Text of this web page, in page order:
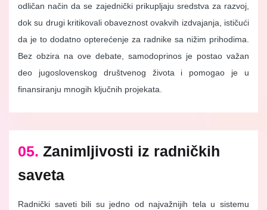
odličan način da se zajednički prikupljaju sredstva za razvoj,
dok su drugi kritikovali obaveznost ovakvih izdvajanja, ističući
da je to dodatno opterećenje za radnike sa nižim prihodima.
Bez obzira na ove debate, samodoprinos je postao važan
deo jugoslovenskog društvenog života i pomogao je u
finansiranju mnogih ključnih projekata.
05. Zanimljivosti iz radničkih
saveta
Radnički saveti bili su jedno od najvažnijih tela u sistemu